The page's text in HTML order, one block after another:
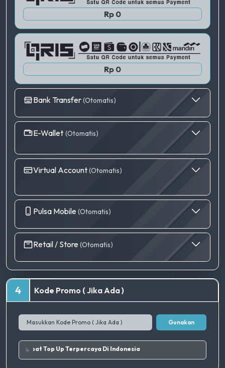
Rp 0
Rp 0
QRIS 3
Bank Transfer(Otomatis)
E-Wallet (Otomatis)
Virtual Account(Otomatis)
Pulsa Mobile (Otomatis)
Retail / Store (Otomatis)
4 Kode Promo ( Jika Ada )
Gunakan
Tempat Top Up Terpercaya Di Indonesia